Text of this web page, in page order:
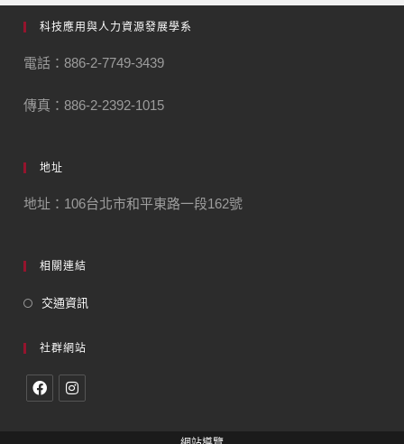
科技應用與人力資源發展學系
電話：886-2-7749-3439
傳真：886-2-2392-1015
地址
地址：106台北市和平東路一段162號
相關連結
交通資訊
社群網站